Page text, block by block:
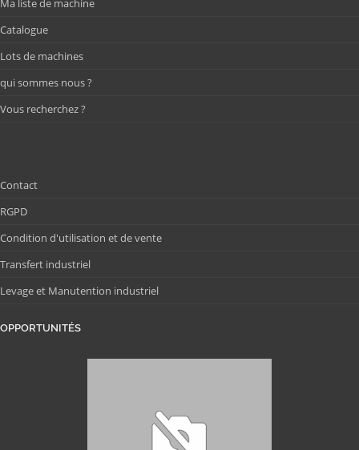
Ma liste de machine
Catalogue
Lots de machines
qui sommes nous ?
Vous recherchez ?
Contact
RGPD
Condition d'utilisation et de vente
Transfert industriel
Levage et Manutention industriel
OPPORTUNITÉS